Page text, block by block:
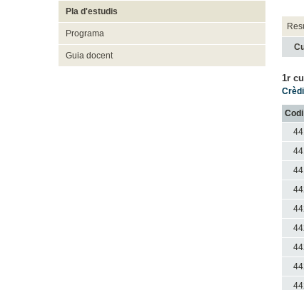
Pla d'estudis
Programa
Guia docent
1r
Codi